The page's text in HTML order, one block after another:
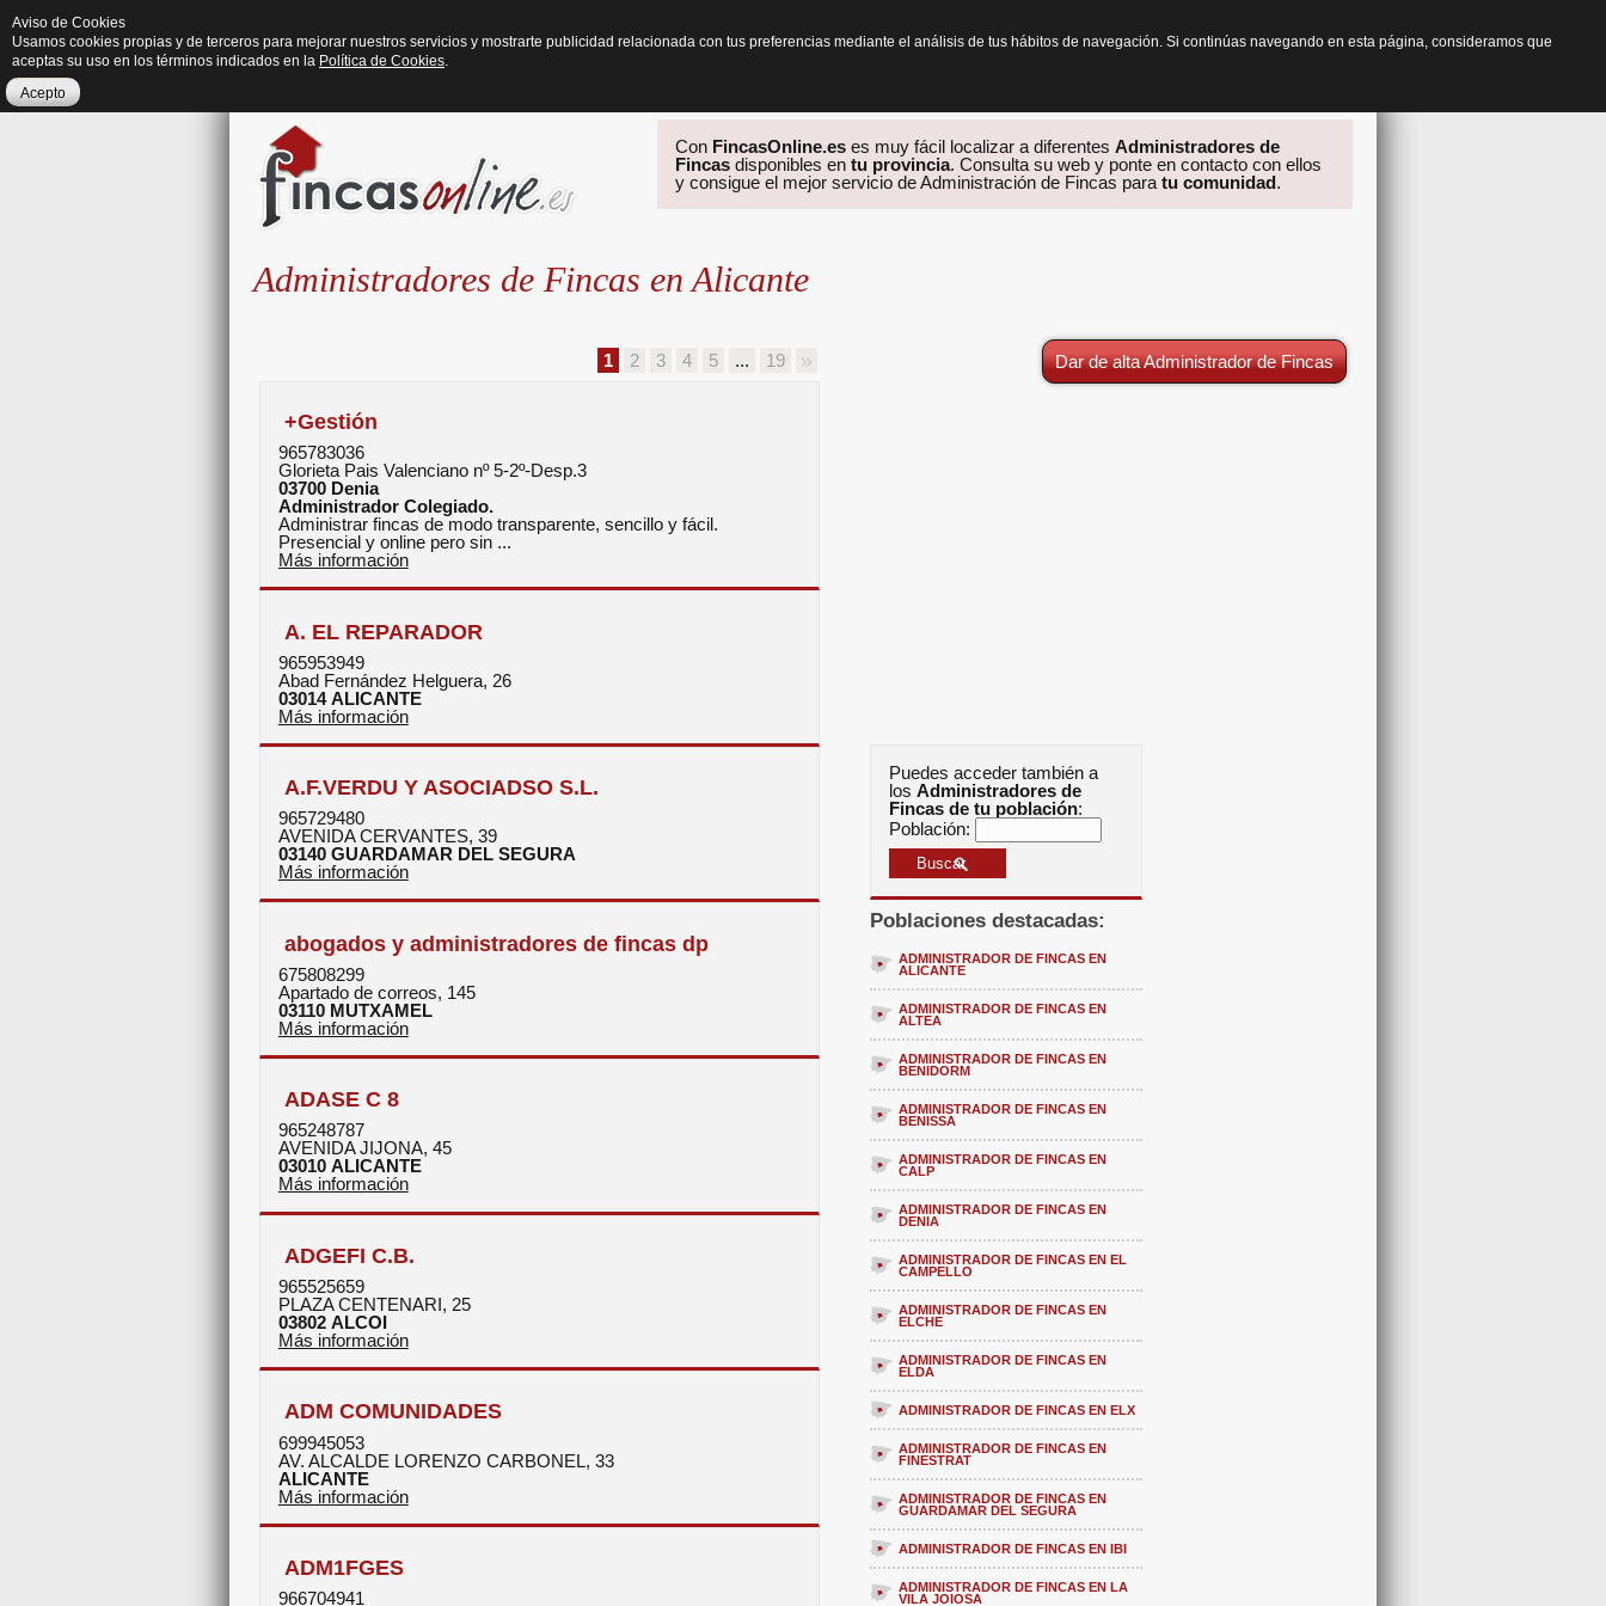
Con FincasOnline.eses muy fácil localizar a diferentes Administradores de
Fincasdisponibles en tu provincia. Consulta su web y ponte en contacto con ellos
y consigue el mejor servicio de Administración de Fincas para tu comunidad.
Administradores de Fincas en Alicante
1 2 3 4 5 ... 19
+Gestión
965783036
Glorieta Pais Valenciano nº 5-2º-Desp.3
03700 Denia
Administrador Colegiado.
Administrar fincas de modo transparente, sencillo y fácil.
Presencial y online pero sin ...
Más información
A. EL REPARADOR
965953949
Abad Fernández Helguera, 26
03014 ALICANTE
Más información
A.F.VERDU Y ASOCIADSO S.L.
965729480
AVENIDA CERVANTES, 39
03140 GUARDAMAR DEL SEGURA
Más información
abogados y administradores de fincas dp
675808299
Apartado de correos, 145
03110 MUTXAMEL
Más información
ADASE C 8
965248787
AVENIDA JIJONA, 45
03010 ALICANTE
Más información
ADGEFI C.B.
965525659
PLAZA CENTENARI, 25
03802 ALCOI
Más información
ADM COMUNIDADES
699945053
AV. ALCALDE LORENZO CARBONEL, 33
ALICANTE
Más información
ADM1FGES
966704941
Dar de alta Administrador de Fincas
Puedes acceder también a
los Administradores de
Fincas de tu población:
Población:
Poblaciones destacadas:
ADMINISTRADOR DE FINCAS EN
ALICANTE
ADMINISTRADOR DE FINCAS EN
ALTEA
ADMINISTRADOR DE FINCAS EN
BENIDORM
ADMINISTRADOR DE FINCAS EN
BENISSA
ADMINISTRADOR DE FINCAS EN
CALP
ADMINISTRADOR DE FINCAS EN
DENIA
ADMINISTRADOR DE FINCAS EN EL
CAMPELLO
ADMINISTRADOR DE FINCAS EN
ELCHE
ADMINISTRADOR DE FINCAS EN
ELDA
ADMINISTRADOR DE FINCAS EN ELX
ADMINISTRADOR DE FINCAS EN
FINESTRAT
ADMINISTRADOR DE FINCAS EN
GUARDAMAR DEL SEGURA
ADMINISTRADOR DE FINCAS EN IBI
ADMINISTRADOR DE FINCAS EN LA
VILA JOIOSA
Aviso de Cookies
Usamos cookies propias y de terceros para mejorar nuestros servicios y mostrarte publicidad relacionada con tus preferencias mediante el análisis de tus hábitos de navegación. Si continúas navegando en esta página, consideramos que
aceptas su uso en los términos indicados en la Política de Cookies.
Acepto